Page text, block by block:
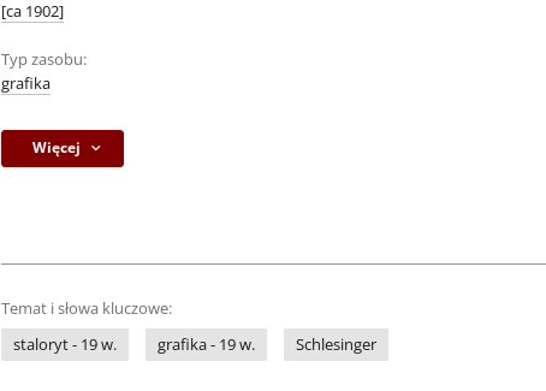
[ca 1902]
Typ zasobu:
grafika
Więcej
Temat i słowa kluczowe:
staloryt - 19 w.
grafika - 19 w. Schlesinger